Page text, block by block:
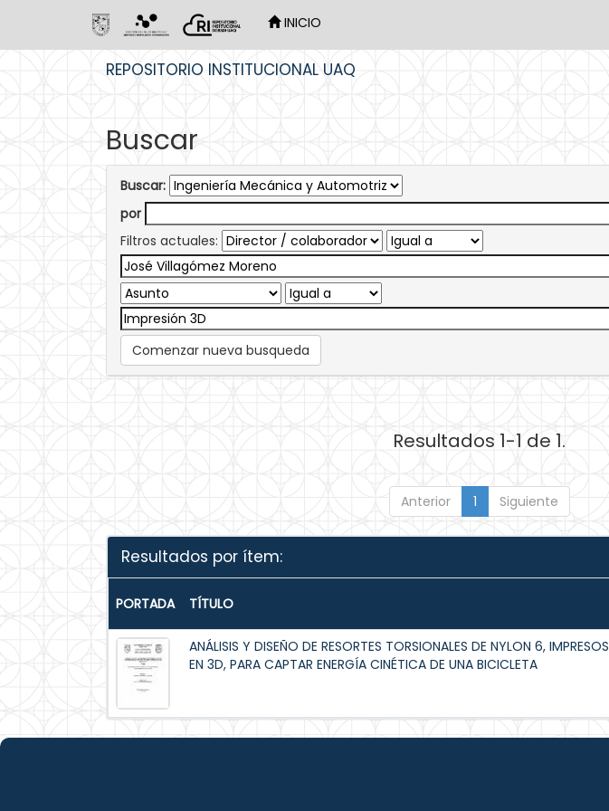
INICIO
REPOSITORIO INSTITUCIONAL UAQ
Buscar
Buscar:
por
Filtros actuales:
Comenzar nueva busqueda
Resultados 1-1 de 1.
Anterior 1 Siguiente
Resultados por ítem:
PORTADA TÍTULO
ANÁLISIS Y DISEÑO DE RESORTES TORSIONALES DE NYLON 6, IMPRESOS
EN 3D, PARA CAPTAR ENERGÍA CINÉTICA DE UNA BICICLETA